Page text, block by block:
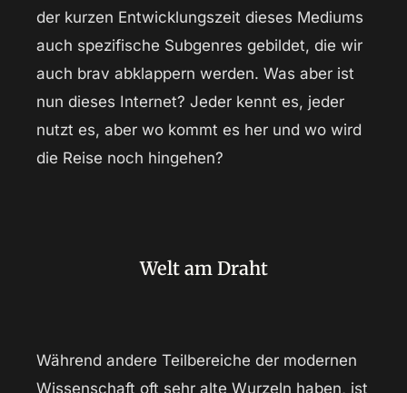
der kurzen Entwicklungszeit dieses Mediums
auch spezifische Subgenres gebildet, die wir
auch brav abklappern werden. Was aber ist
nun dieses Internet? Jeder kennt es, jeder
nutzt es, aber wo kommt es her und wo wird
die Reise noch hingehen?
Welt am Draht
Während andere Teilbereiche der modernen
Wissenschaft oft sehr alte Wurzeln haben, ist